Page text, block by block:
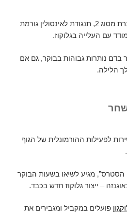
לעומת זאת, אצל חולי סוכרת מסוג 2, תנגודת לאינסולין גורמת
עם העלייה בגלוקוז.
בדם נותרות גבוהות בבוקר, גם אם
הלילה.
לפעילות ההורמונלית של הגוף
הסטרס”, מגיע לשיאו בשעות הבוקר
– ייצור גלוקוז חדש בכבד.
פועלים במקביל ומגבירים את